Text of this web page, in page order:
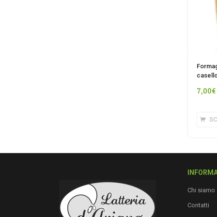
7,00€
Chi siamo
Contatti